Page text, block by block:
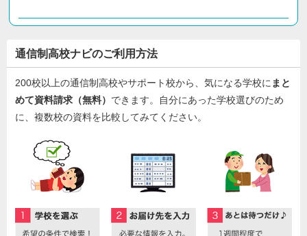
通信制高校ナビのご利用方法
200校以上の通信制高校やサポート校から、気になる学校にまと
めて資料請求（無料） できます。自分にあった学校選びのため
に、複数校の資料を比較してみてください。